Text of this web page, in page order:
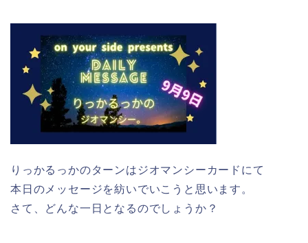
りっかるっかのターンはジオマンシーカードにて
本日のメッセージを紡いでいこうと思います。
さて、どんな一日となるのでしょうか？